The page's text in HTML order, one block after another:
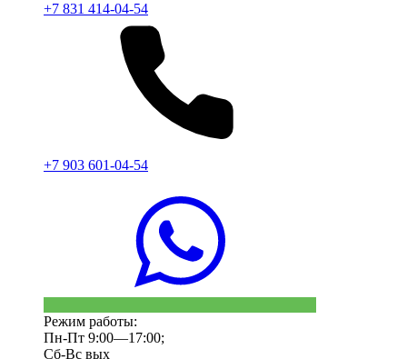
+7 831 414-04-54
+7 903 601-04-54
Режим работы:
Пн-Пт 9:00—17:00;
Сб-Вс вых